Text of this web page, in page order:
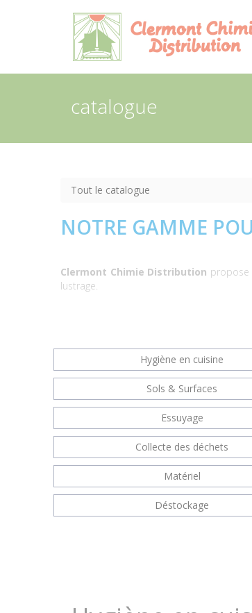
catalogue
Tout le catalogue
NOTRE GAMME
Clermont Chimie Distribution propose
lustrage.
Hygiène en cuisine
Sols & Surfaces
Essuyage
Collecte des déchets
Matériel
Déstockage